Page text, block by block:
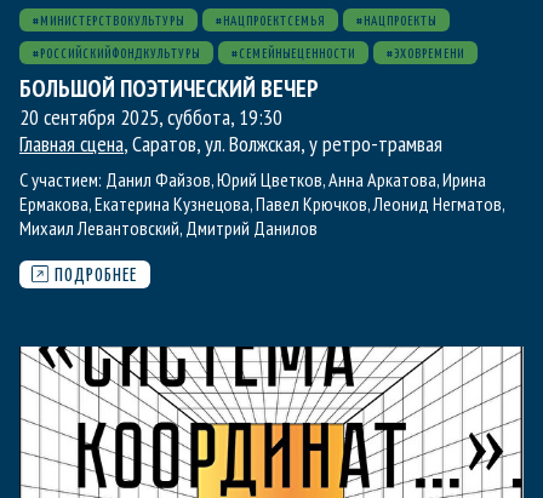
#МИНИСТЕРСТВОКУЛЬТУРЫ #НАЦПРОЕКТСЕМЬЯ #НАЦПРОЕКТЫ
#РОССИЙСКИЙФОНДКУЛЬТУРЫ #СЕМЕЙНЫЕЦЕННОСТИ #ЭХОВРЕМЕНИ
БОЛЬШОЙ ПОЭТИЧЕСКИЙ ВЕЧЕР
20 сентября 2025, суббота, 19:30
Главная сцена, Саратов, ул. Волжская, у ретро-трамвая
С участием: Данил Файзов,Юрий Цветков,Анна Аркатова,Ирина
Ермакова,Екатерина Кузнецова,Павел Крючков,Леонид Негматов,
Михаил Левантовский, Дмитрий Данилов
ПОДРОБНЕЕ